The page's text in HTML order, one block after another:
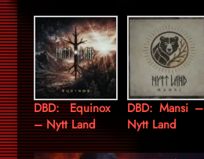
DBD: Equinox
– Nytt Land
DBD: Mansi –
Nytt Land